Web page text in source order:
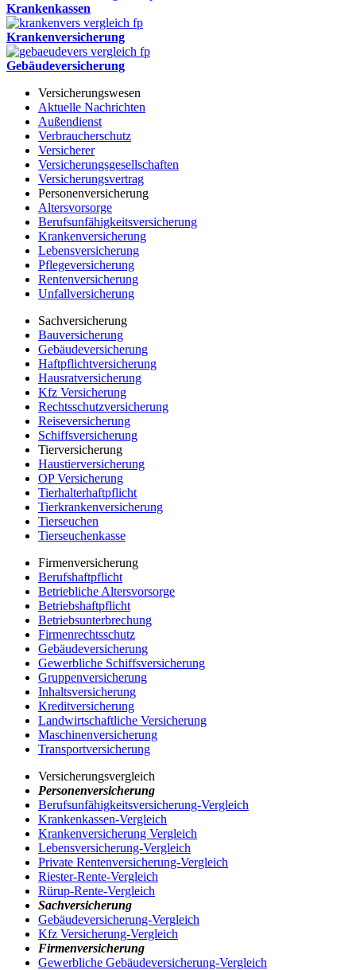
Krankenkassen
Krankenversicherung
Gebäudeversicherung
Versicherungswesen
Aktuelle Nachrichten
Außendienst
Verbraucherschutz
Versicherer
Versicherungsgesellschaften
Versicherungsvertrag
Personenversicherung
Altersvorsorge
Berufsunfähigkeitsversicherung
Krankenversicherung
Lebensversicherung
Pflegeversicherung
Rentenversicherung
Unfallversicherung
Sachversicherung
Bauversicherung
Gebäudeversicherung
Haftpflichtversicherung
Hausratversicherung
Kfz Versicherung
Rechtsschutzversicherung
Reiseversicherung
Schiffsversicherung
Tierversicherung
Haustierversicherung
OP Versicherung
Tierhalterhaftpflicht
Tierkrankenversicherung
Tierseuchen
Tierseuchenkasse
Firmenversicherung
Berufshaftpflicht
Betriebliche Altersvorsorge
Betriebshaftpflicht
Betriebsunterbrechung
Firmenrechtsschutz
Gebäudeversicherung
Gewerbliche Schiffsversicherung
Gruppenversicherung
Inhaltsversicherung
Kreditversicherung
Landwirtschaftliche Versicherung
Maschinenversicherung
Transportversicherung
Versicherungsvergleich
Personenversicherung
Berufsunfähigkeitsversicherung-Vergleich
Krankenkassen-Vergleich
Krankenversicherung Vergleich
Lebensversicherung-Vergleich
Private Rentenversicherung-Vergleich
Riester-Rente-Vergleich
Rürup-Rente-Vergleich
Sachversicherung
Gebäudeversicherung-Vergleich
Kfz Versicherung-Vergleich
Firmenversicherung
Gewerbliche Gebäudeversicherung-Vergleich